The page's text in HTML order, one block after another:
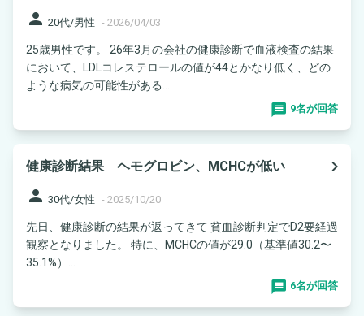
person 20代/男性 - 2026/04/03
25歳男性です。 26年3月の会社の健康診断で血液検査の結果
において、LDLコレステロールの値が44とかなり低く、どの
ような病気の可能性がある...
9名が回答
健康診断結果 ヘモグロビン、MCHCが低い
navigate_next
person 30代/女性 - 2025/10/20
先日、健康診断の結果が返ってきて 貧血診断判定でD2要経過
観察となりました。 特に、MCHCの値が29.0（基準値30.2〜
35.1%）...
6名が回答